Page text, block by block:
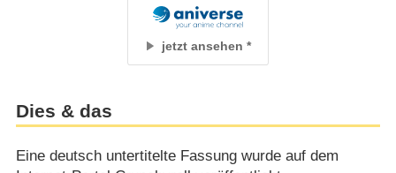
jetzt ansehen
Dies & das
Eine deutsch untertitelte Fassung wurde auf dem